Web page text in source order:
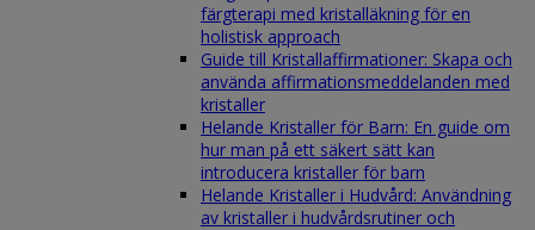
färgterapi med kristalläkning för en
holistisk approach
Guide till Kristallaffirmationer: Skapa och
använda affirmationsmeddelanden med
kristaller
Helande Kristaller för Barn: En guide om
hur man på ett säkert sätt kan
introducera kristaller för barn
Helande Kristaller i Hudvård: Användning
av kristaller i hudvårdsrutiner och